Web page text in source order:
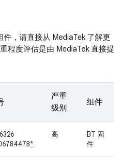
件，请直接从 MediaTek 了解更
程度评估是由 MediaTek 直接提
严重
级别
组件
*
高
BT 固
件